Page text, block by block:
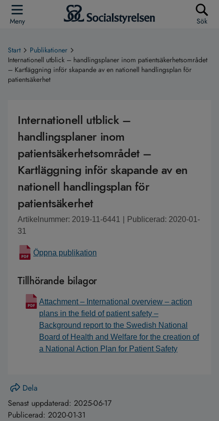
Meny Sök
Start
Publikationer
Internationell utblick – handlingsplaner inom patientsäkerhetsområdet
– Kartläggning inför skapande av en nationell handlingsplan för
patientsäkerhet
Internationell utblick –
handlingsplaner inom
patientsäkerhetsområdet –
Kartläggning inför skapande av en
nationell handlingsplan för
patientsäkerhet
Artikelnummer: 2019-11-6441
Publicerad: 2020-01-
31
Öppna publikation
Tillhörande bilagor
Attachment – International overview – action
plans in the field of patient safety –
Background report to the Swedish National
Board of Health and Welfare for the creation of
a National Action Plan for Patient Safety
Dela
Senast uppdaterad: 2025-06-17
Publicerad: 2020-01-31